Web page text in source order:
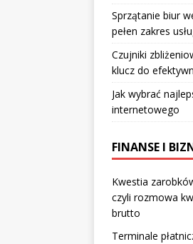
Sprzątanie biur
pełen zakres
Czujniki
klucz do
Jak wybrać
internetowego
FINANSE I
Kwestia
czyli rozmowa
brutto
Terminale